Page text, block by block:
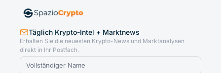
Täglich Krypto-Intel + Marktnews
Erhalten Sie die neuesten Krypto-News und Marktanalysen
direkt in Ihr Postfach.